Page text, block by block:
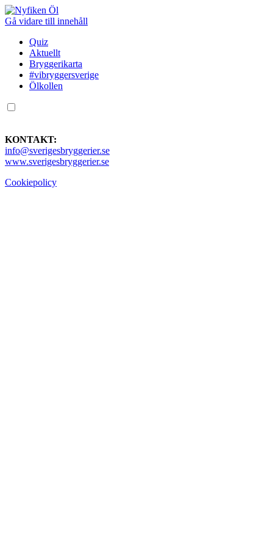
Gå vidare till innehåll
Quiz
Aktuellt
Bryggerikarta
#vibryggersverige
Ölkollen
KONTAKT:
info@sverigesbryggerier.se
www.sverigesbryggerier.se
Cookiepolicy